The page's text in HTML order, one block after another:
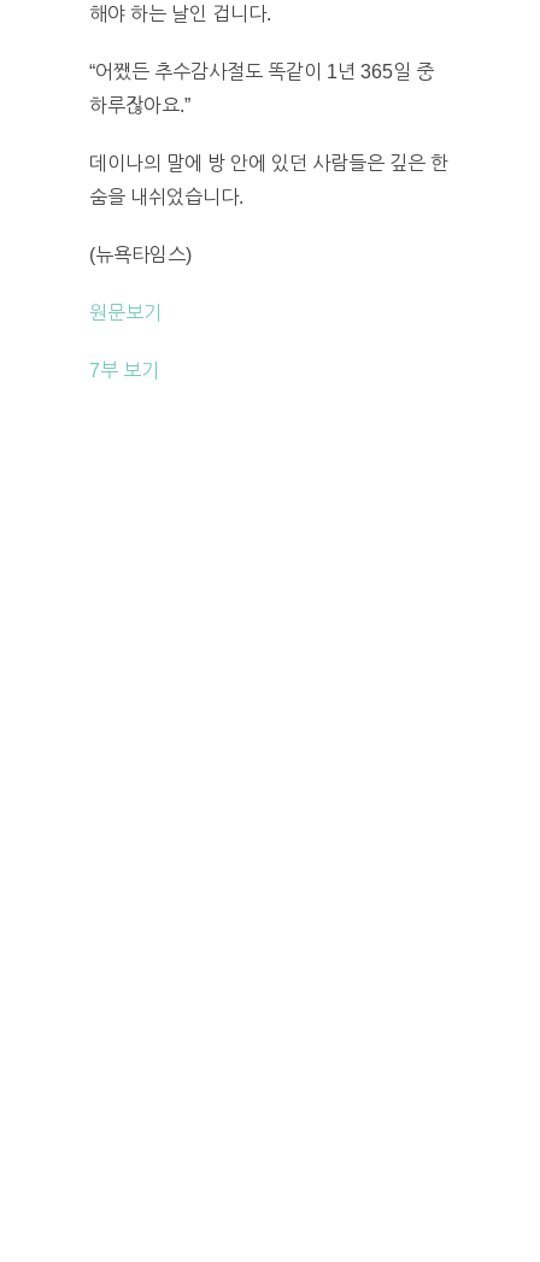
해야 하는 날인 겁니다.
“어쨌든 추수감사절도 똑같이 1년 365일 중
하루잖아요.”
데이나의 말에 방 안에 있던 사람들은 깊은 한
숨을 내쉬었습니다.
(뉴욕타임스)
원문보기
7부 보기